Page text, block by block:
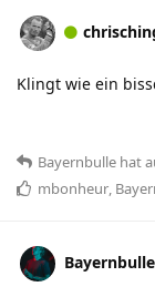
Klingt wie ein
Bayernbulle hat
mbonheur,
Bayernbulle